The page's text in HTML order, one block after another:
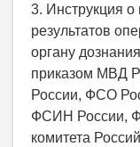
3. Инструкция о
результатов
органу
приказом МВД
России, ФСО
ФСИН России,
комитета